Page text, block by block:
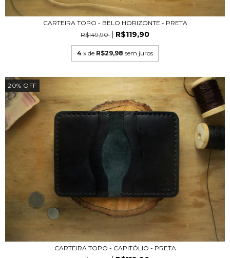
CARTEIRA TOPO - BELO HORIZONTE - PRETA
R$149,90
R$119,90
4 x de R$29,98 sem juros
20% OFF
CARTEIRA TOPO - CAPITÓLIO - PRETA